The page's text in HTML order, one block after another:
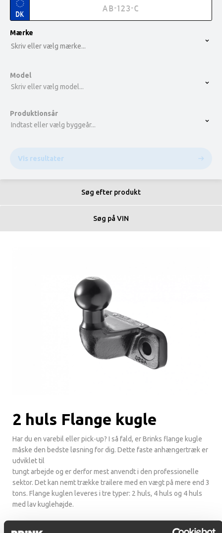
DK
option , selected.
Mærke
Skriv eller vælg mærke...
Model
Skriv eller vælg model...
Produktionsår
Indtast eller vælg byggeår...
Vis resultater
Søg efter produkt
Søg på VIN
2 huls Flange kugle
Har du en varebil eller pick-up? I så fald, er Brinks flange kugle
måske den bedste løsning for dig. Dette faste anhængertræk er
udviklet til
tungt arbejde og er derfor mest anvendt i den professionelle
sektor. Det kan nemt trække trailere med en vægt på mere end 3
tons. Flange kuglen leveres i tre typer: 2 huls, 4 huls og 4 huls
med lav kuglehøjde.